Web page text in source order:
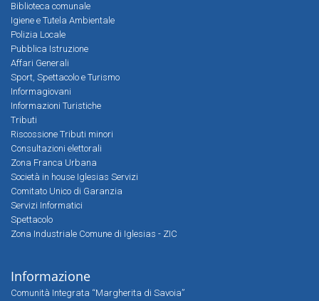
Biblioteca comunale
Igiene e Tutela Ambientale
Polizia Locale
Pubblica Istruzione
Affari Generali
Sport, Spettacolo e Turismo
Informagiovani
Informazioni Turistiche
Tributi
Riscossione Tributi minori
Consultazioni elettorali
Zona Franca Urbana
Società in house Iglesias Servizi
Comitato Unico di Garanzia
Servizi Informatici
Spettacolo
Zona Industriale Comune di Iglesias - ZIC
Informazione
Comunità Integrata “Margherita di Savoia”